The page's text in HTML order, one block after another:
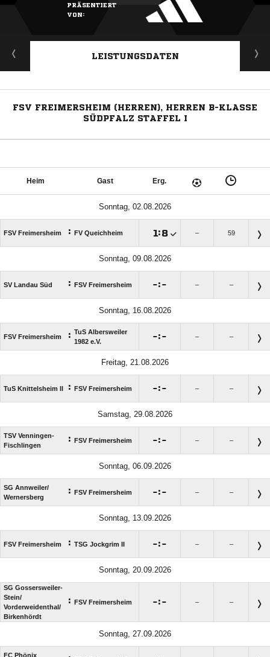
PRÄSENTIERT
VON:
LEISTUNGSDATEN
FSV FREIMERSHEIM (HERREN), HERREN B-KLASSE
SÜDPFALZ STAFFEL I
Heim Gast Erg.
Sonntag, 02.08.2026
FSV Freimersheim : FV Queichheim : – 59
Sonntag, 09.08.2026
SV Landau Süd : FSV Freimersheim : – –
Sonntag, 16.08.2026
FSV Freimersheim : TuS Albersweiler
1982 e.V.
: – –
Freitag, 21.08.2026
TuS Knittelsheim II : FSV Freimersheim : – –
Samstag, 29.08.2026
TSV Venningen-
Fischlingen
: FSV Freimersheim : – –
Sonntag, 06.09.2026
SG Annweiler/​
Wernersberg
: FSV Freimersheim : – –
Sonntag, 13.09.2026
FSV Freimersheim : TSG Jockgrim II : – –
Sonntag, 20.09.2026
SG Gossersweiler-
Stein/​
Vorderweidenthal/​
Birkenhördt
: FSV Freimersheim : – –
Sonntag, 27.09.2026
FC Phönix